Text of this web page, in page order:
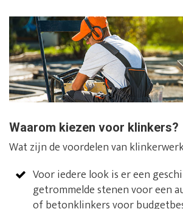
Waarom kiezen voor klinkers?
Wat zijn de voordelen van
Voor iedere look is er een
getrommelde stenen voor een